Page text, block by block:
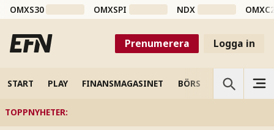
OMXS30 OMXSPI NDX
Prenumerera Logga in
START PLAY FINANSMAGASINET BÖRS VETENSKAP
TOPPNYHETER: